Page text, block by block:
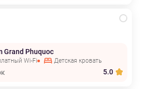
Grand Phuquoc
Wi-Fi Детская кровать
5.0